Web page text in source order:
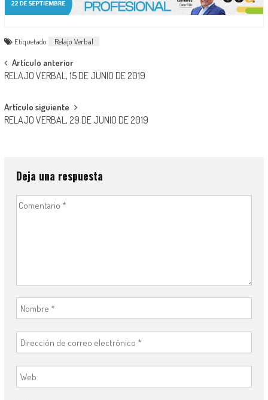
Etiquetado Relajo Verbal
Navegación
de
entradas
Artículo anterior
RELAJO VERBAL, 15 DE JUNIO DE 2019
Artículo siguiente
RELAJO VERBAL, 29 DE JUNIO DE 2019
Deja una respuesta